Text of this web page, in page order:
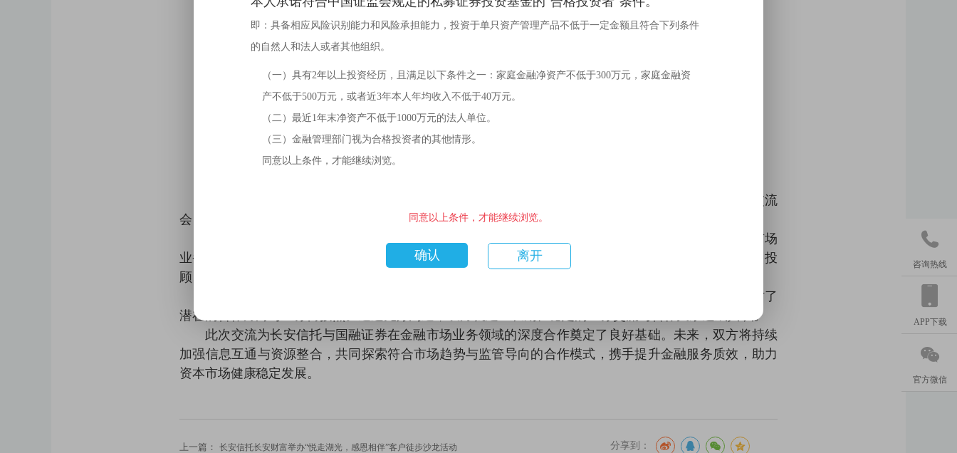
近日，长安信托与国融证券股份有限公司（以下简称“国融证券”）在北京长安兴融中心举行业务交流
会，双方围绕金融市场业务合作展开深入探讨。
会上，双方分别介绍了各自公司的发展概况与金融市场业务布局。国融证券详细分享了其在金融市场
业务领域的实践经验，包括2025年收益与回撤表现、研究体系建设、销售交易团队搭建以及内部“投研、投
顾、销交”三位一体的协同机制。长安信托就金融市场部的业务模式与发展规划进行了交流。
在随后的讨论环节，双方聚焦投资策略、团队建设、固收及权益类资产投资等多个专业领域，探讨了
潜在的合作方向与业务衔接点。通过充分沟通，双方就建立长期、稳定的业务交流与合作关系达成共识。
此次交流为长安信托与国融证券在金融市场业务领域的深度合作奠定了良好基础。未来，双方将持续
加强信息互通与资源整合，共同探索符合市场趋势与监管导向的合作模式，携手提升金融服务质效，助力
资本市场健康稳定发展。
上一篇： 长安信托长安财富举办“悦走湖光，感恩相伴”客户徒步沙龙活动 分享到：

咨询热线
APP下载

官方微信
即：具备相应风险识别能力和风险承担能力，投资于单只资产管理产品不低于一定金额且符合下列条件
的自然人和法人或者其他组织。
（一）具有2年以上投资经历，且满足以下条件之一：家庭金融净资产不低于300万元，家庭金融资
产不低于500万元，或者近3年本人年均收入不低于40万元。
（二）最近1年末净资产不低于1000万元的法人单位。
（三）金融管理部门视为合格投资者的其他情形。
同意以上条件，才能继续浏览。
同意以上条件，才能继续浏览。
确认 离开